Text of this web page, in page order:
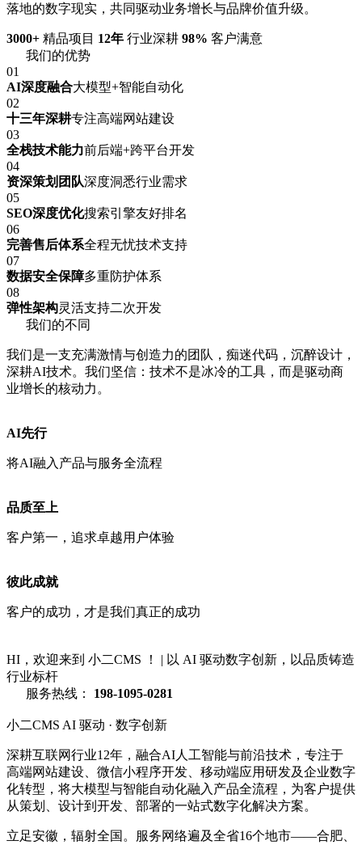
落地的数字现实，共同驱动业务增长与品牌价值升级。
3000+ 精品项目 12年 行业深耕 98% 客户满意
我们的优势
01
AI深度融合大模型+智能自动化
02
十三年深耕专注高端网站建设
03
全栈技术能力前后端+跨平台开发
04
资深策划团队深度洞悉行业需求
05
SEO深度优化搜索引擎友好排名
06
完善售后体系全程无忧技术支持
07
数据安全保障多重防护体系
08
弹性架构灵活支持二次开发
我们的不同
我们是一支充满激情与创造力的团队，痴迷代码，沉醉设计，
深耕AI技术。我们坚信：技术不是冰冷的工具，而是驱动商
业增长的核动力。
AI先行
将AI融入产品与服务全流程
品质至上
客户第一，追求卓越用户体验
彼此成就
客户的成功，才是我们真正的成功
HI，欢迎来到 小二CMS ！ | 以 AI 驱动数字创新，以品质铸造
行业标杆
服务热线：
198-1095-0281
小二CMS AI 驱动 · 数字创新
深耕互联网行业12年，融合AI人工智能与前沿技术，专注于
高端网站建设、微信小程序开发、移动端应用研发及企业数字
化转型，将大模型与智能自动化融入产品全流程，为客户提供
从策划、设计到开发、部署的一站式数字化解决方案。
立足安徽，辐射全国。服务网络遍及全省16个地市——合肥、